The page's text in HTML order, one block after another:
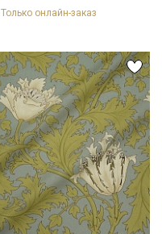
Только онлайн-заказ